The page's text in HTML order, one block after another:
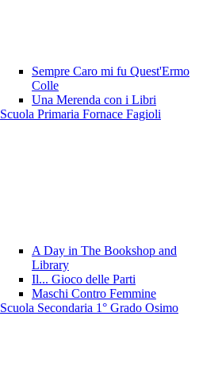
Sempre Caro mi fu Quest'Ermo
Colle
Una Merenda con i Libri
Scuola Primaria Fornace Fagioli
A Day in The Bookshop and
Library
Il... Gioco delle Parti
Maschi Contro Femmine
Scuola Secondaria 1° Grado Osimo